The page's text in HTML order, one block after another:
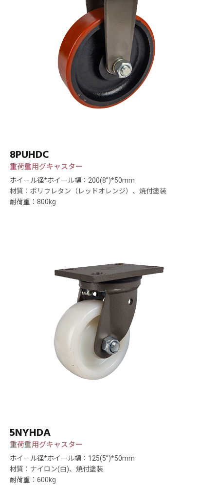
8PUHDC
重荷重用グキャスター
ホイール径*ホイール幅：200(8”)*50mm
材質：ポリウレタン（レッドオレンジ）、焼付塗装
耐荷重：800kg
5NYHDA
重荷重用グキャスター
ホイール径*ホイール幅：125(5”)*50mm
材質：ナイロン(白)、焼付塗装
耐荷重：600kg